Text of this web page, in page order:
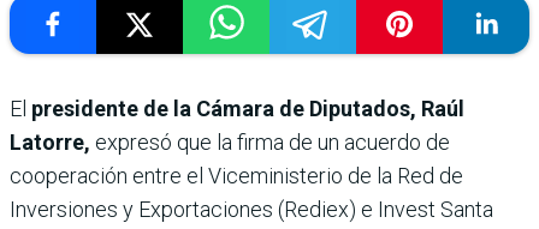
El presidente de la Cámara de Diputados, Raúl
Latorre, expresó que la firma de un acuerdo de
cooperación entre el Viceministerio de la Red de
Inversiones y Exportaciones (Rediex) e Invest Santa